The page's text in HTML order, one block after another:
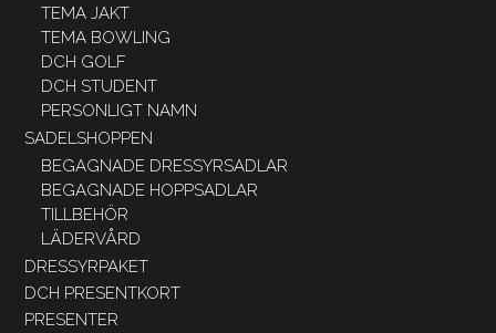
TEMA JAKT
TEMA BOWLING
DCH GOLF
DCH STUDENT
PERSONLIGT NAMN
SADELSHOPPEN
BEGAGNADE DRESSYRSADLAR
BEGAGNADE HOPPSADLAR
TILLBEHÖR
LÄDERVÅRD
DRESSYRPAKET
DCH PRESENTKORT
PRESENTER